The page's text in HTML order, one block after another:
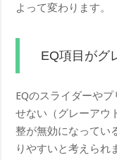
よって変わります。
EQ項目がグ
EQのスライダーや
せない（グレーアウ
整が無効になってい
りやすいと考えられ